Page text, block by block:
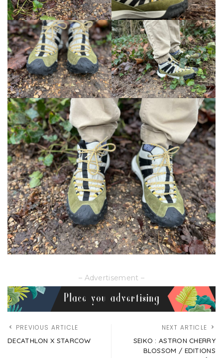
– Advertisement –
PREVIOUS ARTICLE
DECATHLON X STARCOW
NEXT ARTICLE
SEIKO : ASTRON CHERRY
BLOSSOM / EDITIONS